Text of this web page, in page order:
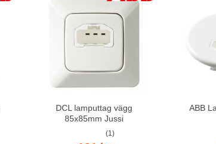
DCL lamputtag vägg
85x85mm Jussi
(1)
ABB